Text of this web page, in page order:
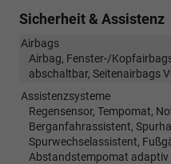
Sicherheit & Assistenz
Airbags
Airbag, Fenster-/
abschaltbar, Seitenairbags
Assistenzsysteme
Regensensor, Tempomat,
Berganfahrassistent,
Spurwechselassistent,
Abstandstempomat adaptiv